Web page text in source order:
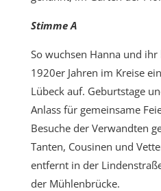
Stimme A
So wuchsen Hanna und
1920er Jahren im Kreise
Lübeck auf. Geburtstage
Anlass für gemeinsame
Besuche der Verwandten
Tanten, Cousinen und
entfernt in der
der Mühlenbrücke.